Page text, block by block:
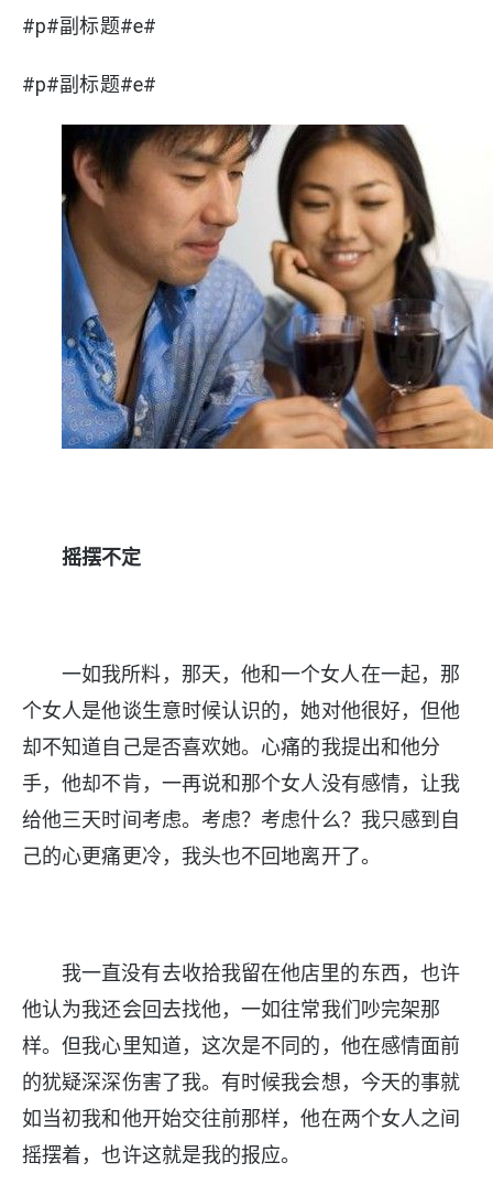
#p#副标题#e#
#p#副标题#e#
摇摆不定
一如我所料，那天，他和一个女人在一起，那
个女人是他谈生意时候认识的，她对他很好，但他
却不知道自己是否喜欢她。心痛的我提出和他分
手，他却不肯，一再说和那个女人没有感情，让我
给他三天时间考虑。考虑？考虑什么？我只感到自
己的心更痛更冷，我头也不回地离开了。
我一直没有去收拾我留在他店里的东西，也许
他认为我还会回去找他，一如往常我们吵完架那
样。但我心里知道，这次是不同的，他在感情面前
的犹疑深深伤害了我。有时候我会想，今天的事就
如当初我和他开始交往前那样，他在两个女人之间
摇摆着，也许这就是我的报应。